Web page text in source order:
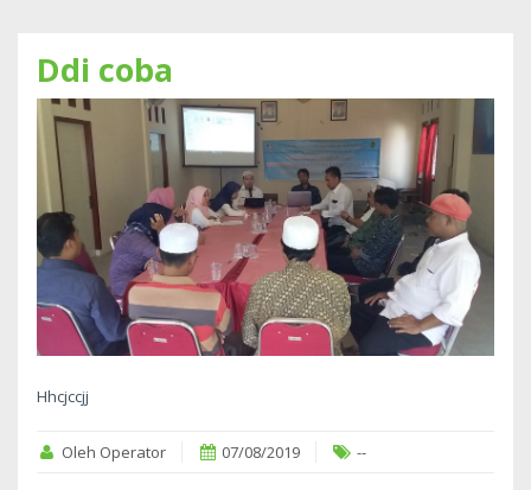
Ddi coba
Hhcjccjj
Oleh Operator 07/08/2019 --